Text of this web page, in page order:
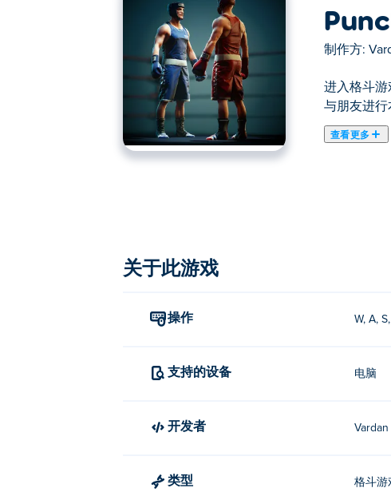
制作方:
进入格斗游
与朋友进行
查看更多
在这里你可以玩Punchers. Punchers是我们的精
关于此游戏
操作 W, A,
支持的设备 电脑
开发者
类型 格斗游